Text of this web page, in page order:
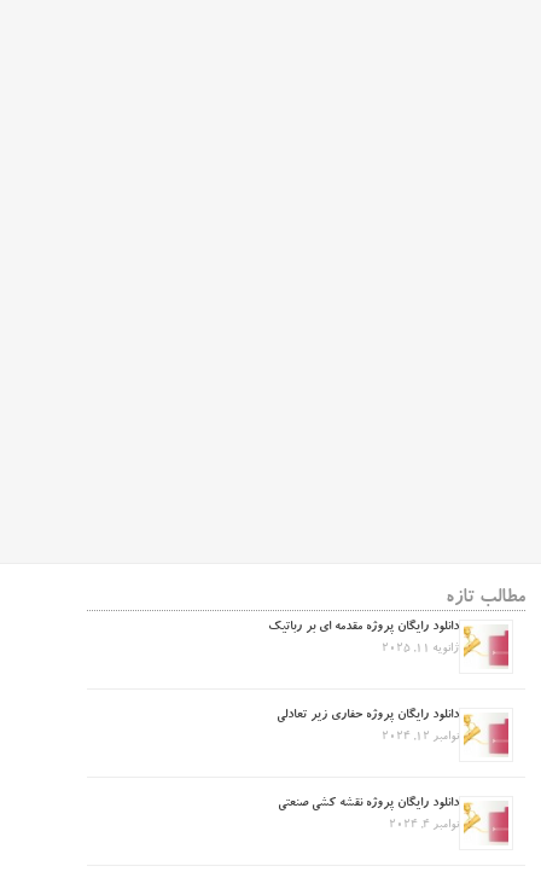
مطالب تازه
دانلود رایگان پروژه مقدمه ای بر رباتیک
ژانویه 11, 2025
دانلود رایگان پروژه حفاری زیر تعادلی
نوامبر 12, 2024
دانلود رایگان پروژه نقشه کشی صنعتی
نوامبر 4, 2024